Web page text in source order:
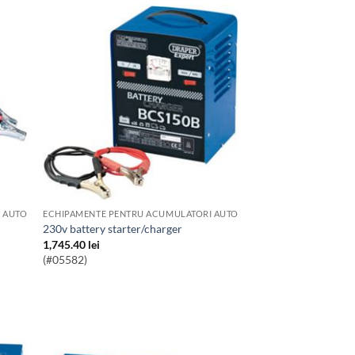
AUTO ECHIPAMENTE PENTRU ACUMULATORI AUTO
230v battery starter/charger
1,745.40 lei
(#05582)